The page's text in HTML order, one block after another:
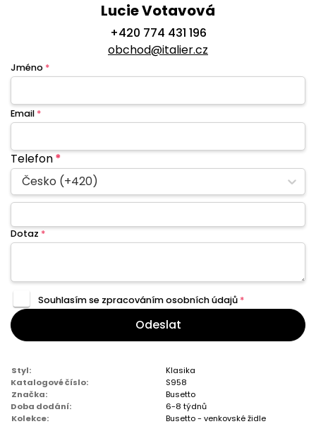
Lucie Votavová
+420 774 431 196
obchod@italier.cz
Jméno *
Email *
Telefon*
Česko (+420)
Dotaz *
Souhlasím se zpracovánímosobních údajů *
Odeslat
Styl:
Klasika
Katalogové číslo:
S958
Značka:
Busetto
Doba dodání:
6-8 týdnů
Kolekce:
Busetto - venkovské židle